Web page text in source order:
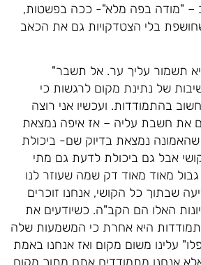
– "מודה בפה מלא"- ככה בפשטות,
בלי הצטדקויות גם את הכאב
תשמור עליך ער. אל תשבר"
של נתינת מקום לרגשות כי
בהתמודדות. ועכשיו אני רוצה
את חשבת עליה – אז איפה נמצאת
נמצאת בדיוק שם- ביכולת
אבל גם ביכולת לדעת גם מתי
מאוד מאוד דק שמה שעוזר לנו
שבתוך כל הקושי, אנחנו זוכרים
האלו הם הקב"ה. כשיודעים את
היא אחרת כי המשמעות שלה
עלינו משום מקום ואז אנחנו באמת